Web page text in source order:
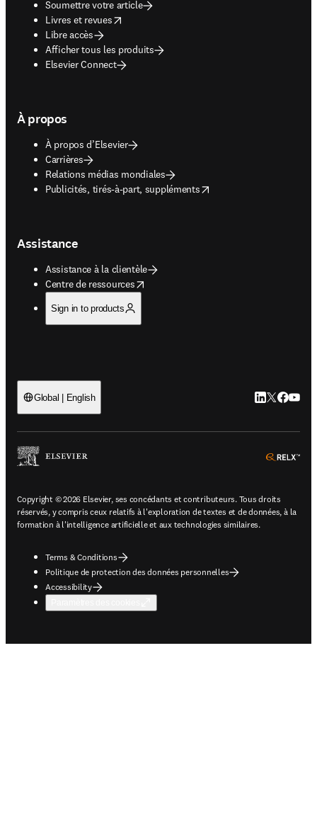
Soumettre votre article
Livres et revues
opens in new tab/window
Libre accès
Afficher tous les produits
Elsevier Connect
À propos
À propos d’Elsevier
Carrières
Relations médias mondiales
Publicités, tirés-à-part, suppléments
opens in new tab/window
Assistance
Assistance à la clientèle
Centre de ressources
opens in new tab/window
Sign in to products
Global | English LinkedIn
Twitter
Copyright © 2026 Elsevier, ses concédants et contributeurs. Tous droits
réservés, y compris ceux relatifs à l'exploration de textes et de données, à la
formation à l'intelligence artificielle et aux technologies similaires.
Terms & Conditions
Politique de protection des données personnelles
Accessibility